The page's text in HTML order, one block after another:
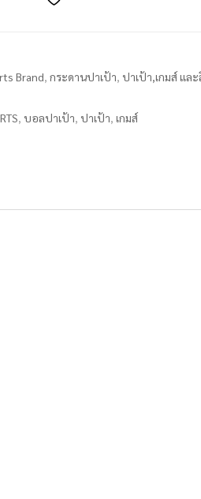
Brand, กระดานปาเป้า, ปาเป้า,เกมส์ แล
, บอลปาเป้า, ปาเป้า, เกมส์